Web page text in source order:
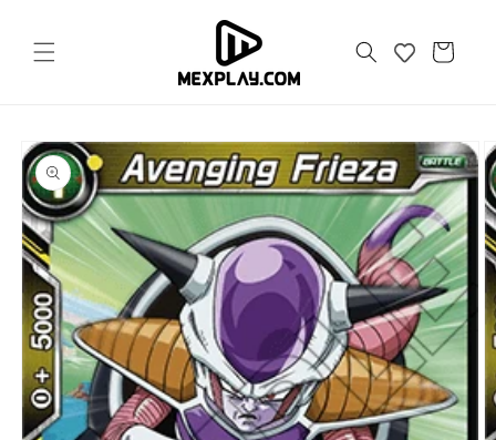
al contenido
Carrito
directamente
a la
información
del producto